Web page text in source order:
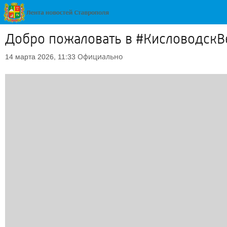
Добро пожаловать в
14 марта 2026, 11:33 Официально